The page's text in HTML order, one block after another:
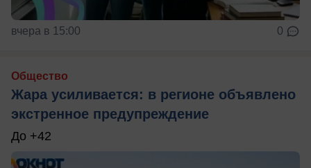
вчера в 15:00 0
Общество
Жара усиливается: в регионе объявлено
экстренное предупреждение
До +42